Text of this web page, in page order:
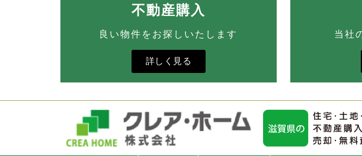
不動産購入
良い物件をお探しいたします
詳しく見る
当社